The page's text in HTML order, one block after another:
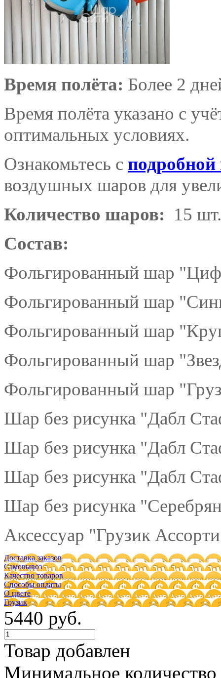
Время полёта: Более 2
Время полёта указано с
оптимальных условиях.
Ознакомьтесь с
воздушных шаров для
Количество шаров: 15 шт.
Состав:
Фольгированный шар
Фольгированный шар
Фольгированный шар
Фольгированный шар
Фольгированный шар
Шар без рисунка "Дабл
Шар без рисунка "Дабл
Шар без рисунка "Дабл
Шар без рисунка
Аксессуар "Грузик
Доставка заказов
Самовывоз
Качество товаров
Способы оплаты
О цвете
Грузик
5440 руб.
Товар добавлен
Минимальное